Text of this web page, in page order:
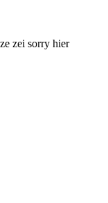
zei sorry hier